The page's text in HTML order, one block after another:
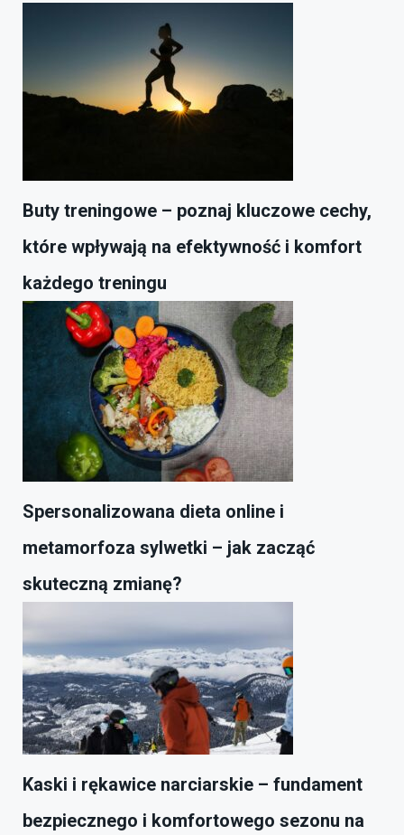
Buty treningowe – poznaj kluczowe cechy,
które wpływają na efektywność i komfort
każdego treningu
Spersonalizowana dieta online i
metamorfoza sylwetki – jak zacząć
skuteczną zmianę?
Kaski i rękawice narciarskie – fundament
bezpiecznego i komfortowego sezonu na